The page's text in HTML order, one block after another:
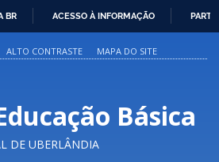
PARA
O
BR ACESSO À INFORMAÇÃO
ALTO CONTRASTE MAPA DO SITE
Básica
DE UBERLÂNDIA